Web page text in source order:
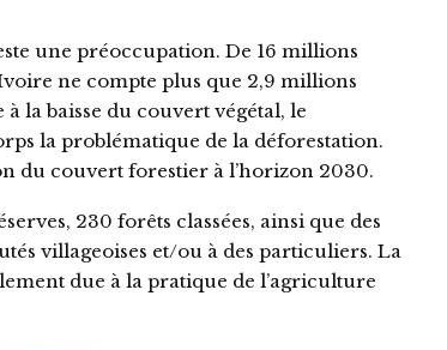
une préoccupation. De 16 millions
ne compte plus que 2,9 millions
la baisse du couvert végétal, le
la problématique de la déforestation.
du couvert forestier à l’horizon 2030.
230 forêts classées, ainsi que des
villageoises et/ou à des particuliers. La
due à la pratique de l’agriculture